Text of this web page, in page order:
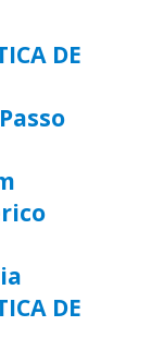
DE
DE